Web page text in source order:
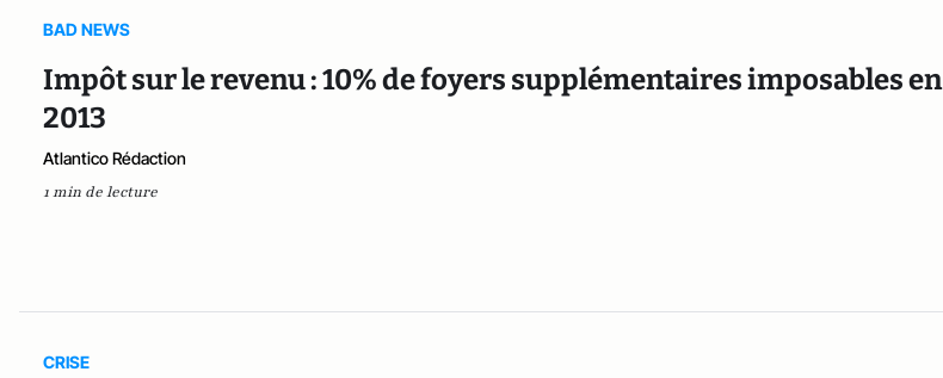
BAD NEWS
Impôt sur le revenu : 10% de foyers supplémentaires imposables en
2013
Atlantico Rédaction
1 min de lecture
CRISE